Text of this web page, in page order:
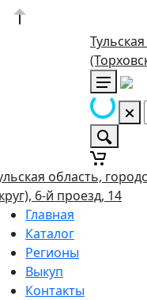
область,
6-й проезд, 14
Главная
Каталог
Регионы
Выкуп
Контакты